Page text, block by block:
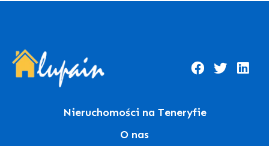
Nieruchomości na Teneryfie
O nas